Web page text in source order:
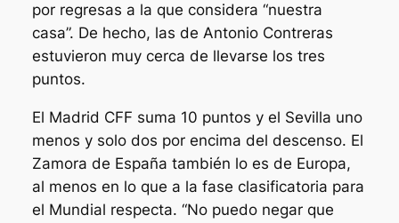
por regresas a la que considera “nuestra
casa”. De hecho, las de Antonio Contreras
estuvieron muy cerca de llevarse los tres
puntos.
El Madrid CFF suma 10 puntos y el Sevilla uno
menos y solo dos por encima del descenso. El
Zamora de España también lo es de Europa,
al menos en lo que a la fase clasificatoria para
el Mundial respecta. “No puedo negar que